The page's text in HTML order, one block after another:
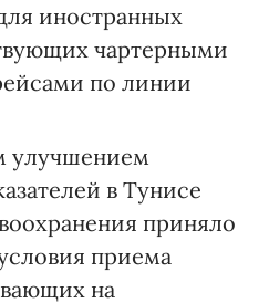
иностранных
чартерными
по линии
улучшением
в Тунисе
приняло
приема
на